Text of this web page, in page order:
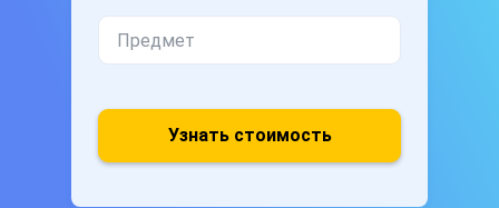
Узнать стоимость